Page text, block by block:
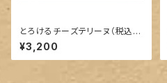
とろけるチーズテリーヌ（税込/
送料込）
¥3,200